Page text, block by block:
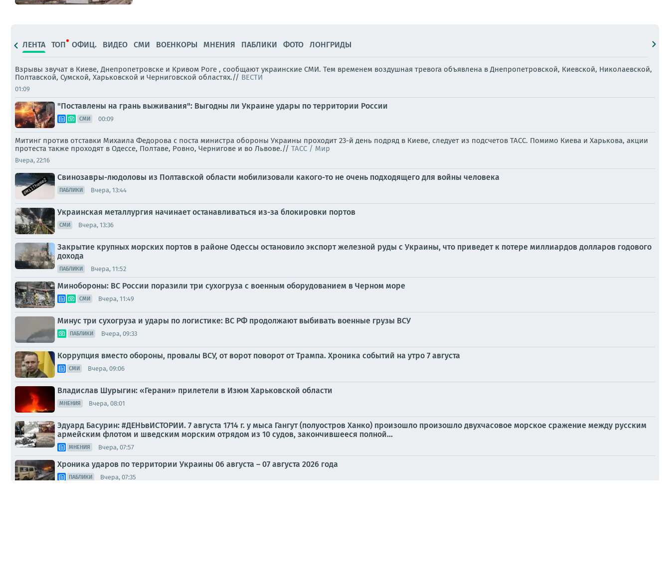
ЛЕНТА ТОП ОФИЦ. ВИДЕО СМИ ВОЕНКОРЫ МНЕНИЯ ПАБЛИКИ ФОТО ЛОНГРИДЫ
Взрывы звучат в Киеве, Днепропетровске и Кривом Роге , сообщают украинские СМИ. Тем временем воздушная тревога объявлена в Днепропетровской, Киевской, Николаевской,
Полтавской, Сумской, Харьковской и Черниговской областях.// ВЕСТИ
01:09
"Поставлены на грань выживания": Выгодны ли Украине удары по территории России
СМИ 00:09
Митинг против отставки Михаила Федорова с поста министра обороны Украины проходит 23-й день подряд в Киеве, следует из подсчетов ТАСС. Помимо Киева и Харькова, акции
протеста также проходят в Одессе, Полтаве, Ровно, Чернигове и во Львове.// ТАСС / Мир
Вчера, 22:16
Свинозавры-людоловы из Полтавской области мобилизовали какого-то не очень подходящего для войны человека
ПАБЛИКИ Вчера, 13:44
Украинская металлургия начинает останавливаться из-за блокировки портов
СМИ Вчера, 13:36
Закрытие крупных морских портов в районе Одессы остановило экспорт железной руды с Украины, что приведет к потере миллиардов долларов годового
дохода
ПАБЛИКИ Вчера, 11:52
Минобороны: ВС России поразили три сухогруза с военным оборудованием в Черном море
СМИ Вчера, 11:49
Минус три сухогруза и удары по логистике: ВС РФ продолжают выбивать военные грузы ВСУ
ПАБЛИКИ Вчера, 09:33
Коррупция вместо обороны, провалы ВСУ, от ворот поворот от Трампа. Хроника событий на утро 7 августа
СМИ Вчера, 09:06
Владислав Шурыгин: «Герани» прилетели в Изюм Харьковской области
МНЕНИЯ Вчера, 08:01
Эдуард Басурин: #ДЕНЬвИСТОРИИ. 7 августа 1714 г. у мыса Гангут (полуостров Ханко) произошло произошло двухчасовое морское сражение между русским
армейским флотом и шведским морским отрядом из 10 судов, закончившееся полной...
МНЕНИЯ Вчера, 07:57
Хроника ударов по территории Украины 06 августа – 07 августа 2026 года
ПАБЛИКИ Вчера, 07:35